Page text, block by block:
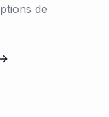
de